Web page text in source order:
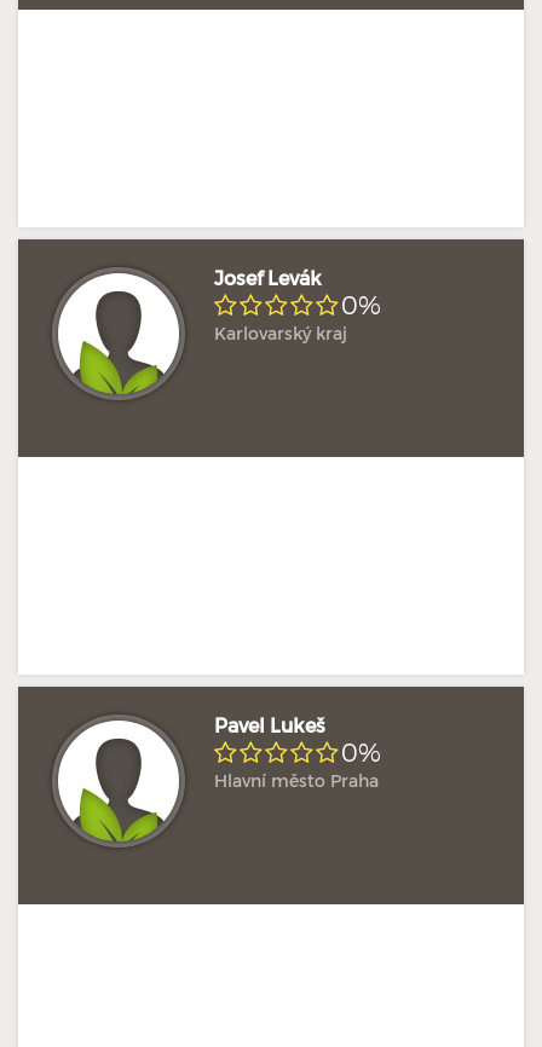
Josef Levák
0%
Karlovarský kraj
Pavel Lukeš
0%
Hlavní město Praha